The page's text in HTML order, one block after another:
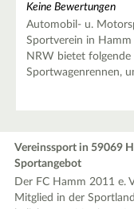
Keine Bewertungen
Automobil- u.
Sportverein in
NRW bietet
Sportwagenrennen,
Vereinssport in 59069
Sportangebot
Der FC Hamm 2011 e.
Mitglied in der